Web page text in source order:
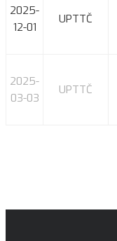
2025-
12-01
UPTTČ
2025-
03-03
UPTTČ